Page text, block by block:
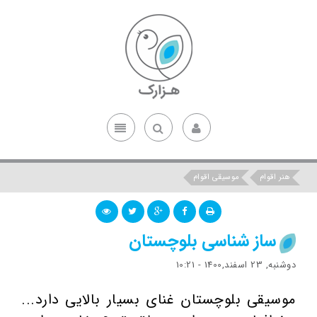
هنر اقوام موسیقی اقوام
ساز شناسی بلوچستان
دوشنبه, 23 اسفند,1400 - 10:21
موسیقی بلوچستان غنای بسیار بالایی دارد...